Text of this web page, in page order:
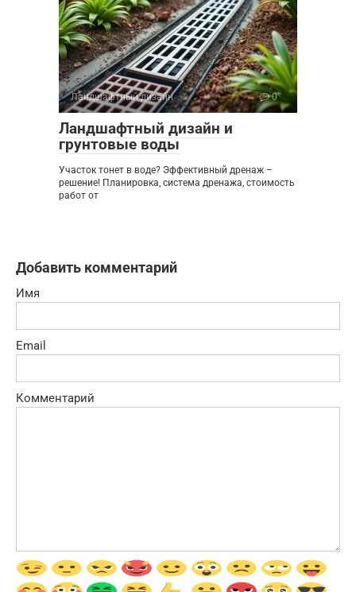
Ландшафтный дизайн 0
Ландшафтный дизайн и
грунтовые воды
Участок тонет в воде? Эффективный дренаж –
решение! Планировка, система дренажа, стоимость
работ от
Добавить комментарий
Имя
Email
Комментарий